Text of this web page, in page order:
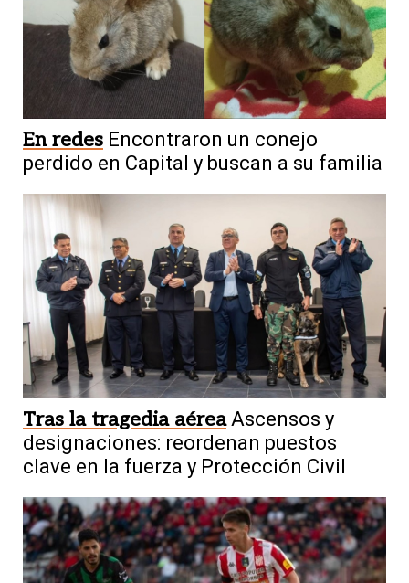
En redes Encontraron un conejo
perdido en Capital y buscan a su familia
Tras la tragedia aérea Ascensos y
designaciones: reordenan puestos
clave en la fuerza y Protección Civil